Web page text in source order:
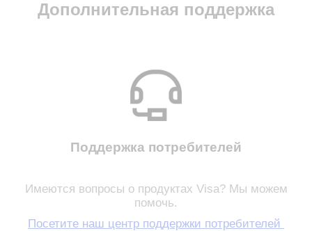
Дополнительная поддержка
Поддержка потребителей
Имеются вопросы о продуктах Visa? Мы можем
помочь.
Посетите наш центр поддержки потребителей